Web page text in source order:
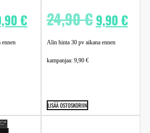
€ 24,90€ 9,90€
Alin hinta 30 pv aikana ennen
kampanjaa: 9,90 €
LISÄÄ OSTOSKORIIN